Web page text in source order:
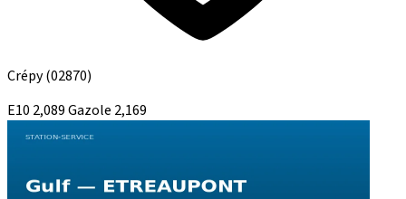
Crépy(02870)
E10 2,089Gazole 2,169